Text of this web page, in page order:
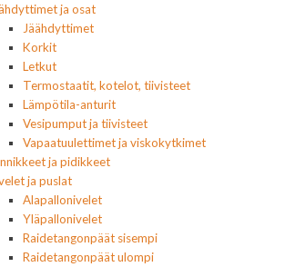
ja osat
Jäähdyttimet
Korkit
Letkut
Termostaatit, kotelot, tiivisteet
Lämpötila-anturit
Vesipumput ja tiivisteet
Vapaatuulettimet ja viskokytkimet
ja pidikkeet
ja puslat
Alapallonivelet
Yläpallonivelet
Raidetangonpäät sisempi
Raidetangonpäät ulompi